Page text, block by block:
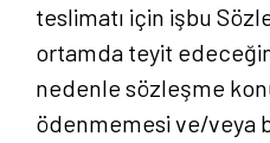
teslimatı için işbu
ortamda teyit
nedenle sözleşme
ödenmemesi ve/veya